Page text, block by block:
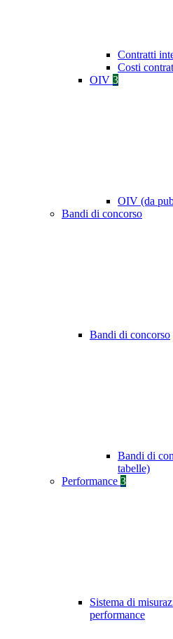
Contratti
Costi
OIV 3
OIV (da
Bandi di concorso
Bandi di concorso
Bandi di
tabelle)
Performance 3
Sistema di
performance